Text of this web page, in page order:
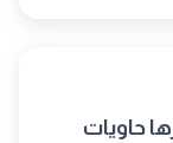
تصنيف درجات الحماية التى توفرها حاويات